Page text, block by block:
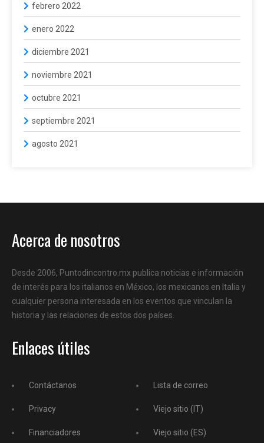
febrero 2022
enero 2022
diciembre 2021
noviembre 2021
octubre 2021
septiembre 2021
agosto 2021
Acerca de nosotros
Desde 2006, Puntodincontro.mx publica noticias e información
de interés para los italianos en México, los mexicanos en Italia y
cualquier persona interesada en los eventos que vinculan la
historia y las relaciones de estos dos países.
Enlaces útiles
Contáctanos
Privacy
Financiadores
Lista de correo
Viejo sitio (IT)
Viejo sitio (ES)